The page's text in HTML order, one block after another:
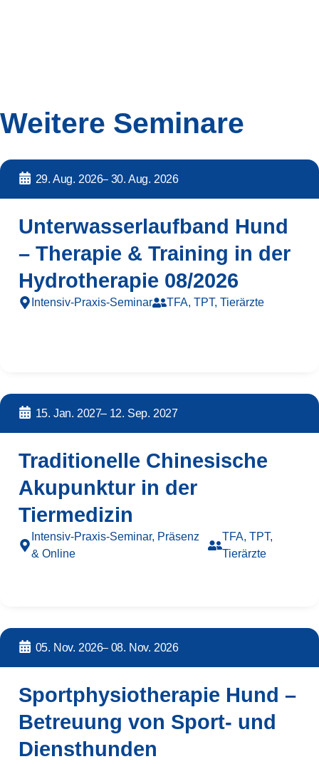
Weitere Seminare
29. Aug. 2026– 30. Aug. 2026
Unterwasserlaufband Hund
– Therapie & Training in der
Hydrotherapie 08/2026
Intensiv-Praxis-Seminar TFA, TPT, Tierärzte
15. Jan. 2027– 12. Sep. 2027
Traditionelle Chinesische
Akupunktur in der
Tiermedizin
Intensiv-Praxis-Seminar, Präsenz
& Online
TFA, TPT,
Tierärzte
05. Nov. 2026– 08. Nov. 2026
Sportphysiotherapie Hund –
Betreuung von Sport- und
Diensthunden